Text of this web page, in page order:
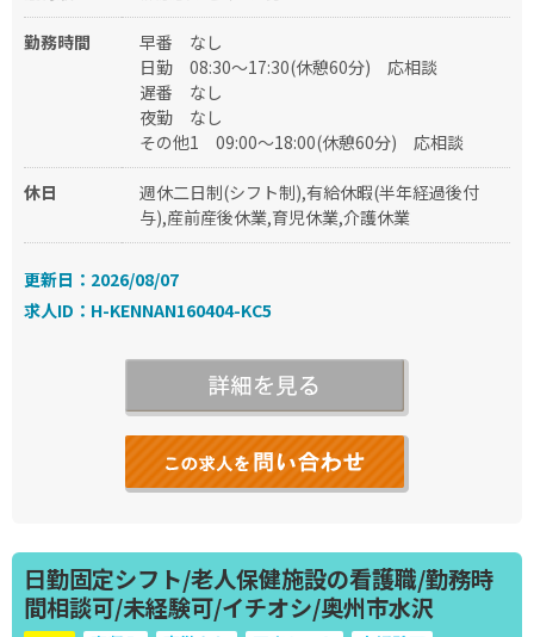
勤務時間 早番
なし
日勤
08:30～17:30(休憩60分)
応相談
遅番
なし
夜勤
なし
その他1
09:00～18:00(休憩60分) 応相談
休日
週休二日制(シフト制),有給休暇(半年経過後付
与),産前産後休業,育児休業,介護休業
更新日：2026/08/07
求人ID：H-KENNAN160404-KC5
日勤固定シフト/老人保健施設の看護職/勤務時
間相談可/未経験可/イチオシ/奥州市水沢